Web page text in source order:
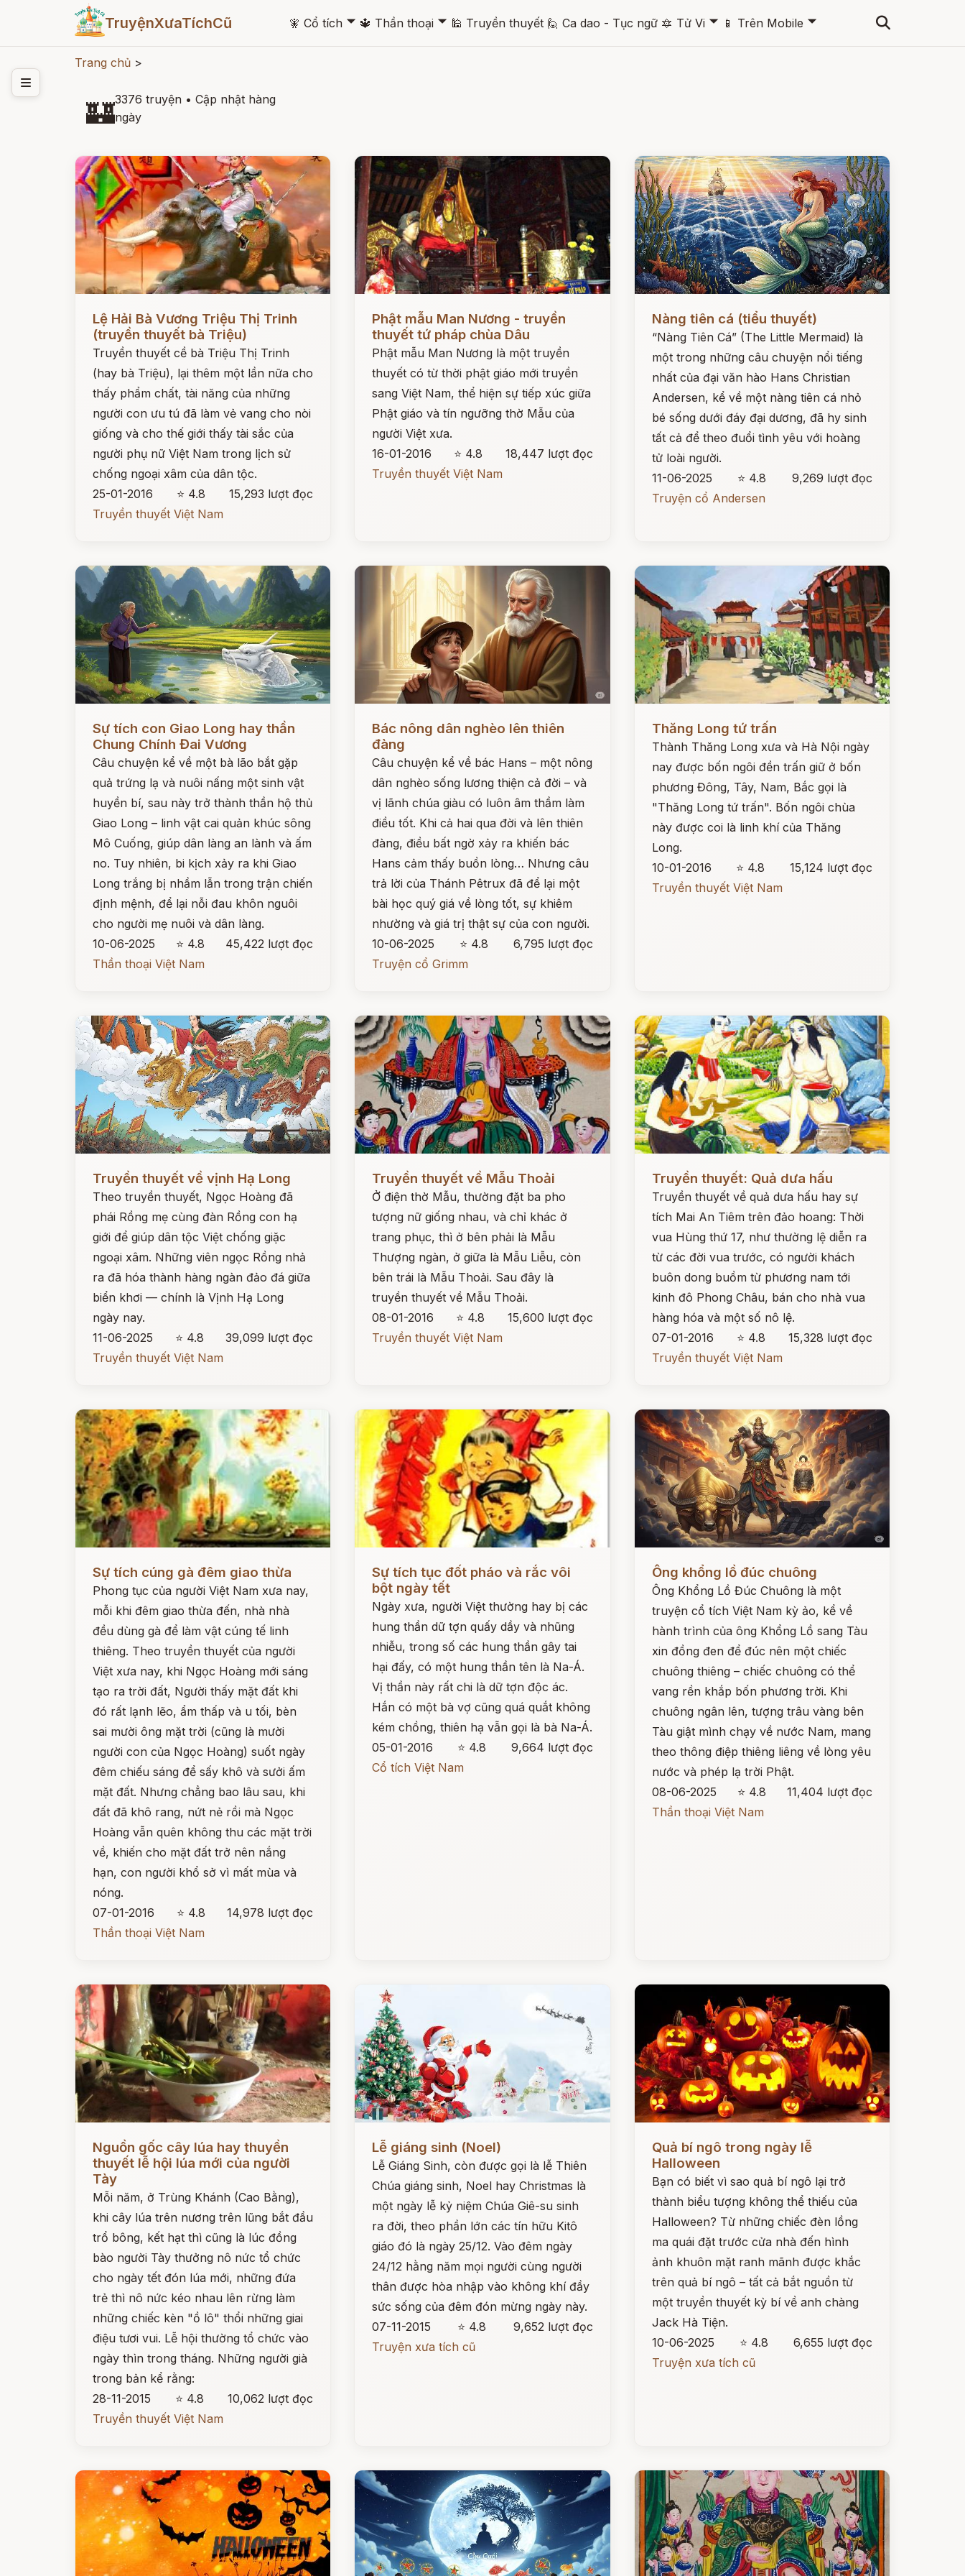
TruyệnXưaTíchCũ 🧚 Cổ tích 🞃 🔱 Thần thoại 🞃 🕌 Truyền thuyết 🙋 Ca dao - Tục ngữ 🔯 Tử Vi 🞃 📱 Trên Mobile 🞃
Trang chủ >
🏰3376 truyện • Cập nhật hàng
ngày
Lệ Hải Bà Vương Triệu Thị Trinh
(truyền thuyết bà Triệu)
Truyền thuyết cề bà Triệu Thị Trinh
(hay bà Triệu), lại thêm một lần nữa cho
thấy phẩm chất, tài năng của những
người con ưu tú đã làm vẻ vang cho nòi
giống và cho thế giới thấy tài sắc của
người phụ nữ Việt Nam trong lịch sử
chống ngoại xâm của dân tộc.
25-01-2016
⭐ 4.8
15,293 lượt đọc
Truyền thuyết Việt Nam
Phật mẫu Man Nương - truyền
thuyết tứ pháp chùa Dâu
Phật mẫu Man Nương là một truyền
thuyết có từ thời phật giáo mới truyền
sang Việt Nam, thể hiện sự tiếp xúc giữa
Phật giáo và tín ngưỡng thờ Mẫu của
người Việt xưa.
16-01-2016
⭐ 4.8
18,447 lượt đọc
Truyền thuyết Việt Nam
Nàng tiên cá (tiểu thuyết)
“Nàng Tiên Cá” (The Little Mermaid) là
một trong những câu chuyện nổi tiếng
nhất của đại văn hào Hans Christian
Andersen, kể về một nàng tiên cá nhỏ
bé sống dưới đáy đại dương, đã hy sinh
tất cả để theo đuổi tình yêu với hoàng
tử loài người.
11-06-2025
⭐ 4.8
9,269 lượt đọc
Truyện cổ Andersen
Sự tích con Giao Long hay thần
Chung Chính Đai Vương
Câu chuyện kể về một bà lão bắt gặp
quả trứng lạ và nuôi nấng một sinh vật
huyền bí, sau này trở thành thần hộ thủ
Giao Long – linh vật cai quản khúc sông
Mô Cuống, giúp dân làng an lành và ấm
no. Tuy nhiên, bi kịch xảy ra khi Giao
Long trắng bị nhầm lẫn trong trận chiến
định mệnh, để lại nỗi đau khôn nguôi
cho người mẹ nuôi và dân làng.
10-06-2025
⭐ 4.8
45,422 lượt đọc
Thần thoại Việt Nam
Bác nông dân nghèo lên thiên
đàng
Câu chuyện kể về bác Hans – một nông
dân nghèo sống lương thiện cả đời – và
vị lãnh chúa giàu có luôn âm thầm làm
điều tốt. Khi cả hai qua đời và lên thiên
đàng, điều bất ngờ xảy ra khiến bác
Hans cảm thấy buồn lòng… Nhưng câu
trả lời của Thánh Pêtrux đã để lại một
bài học quý giá về lòng tốt, sự khiêm
nhường và giá trị thật sự của con người.
10-06-2025
⭐ 4.8
6,795 lượt đọc
Truyện cổ Grimm
Thăng Long tứ trấn
Thành Thăng Long xưa và Hà Nội ngày
nay được bốn ngôi đền trấn giữ ở bốn
phương Đông, Tây, Nam, Bắc gọi là
"Thăng Long tứ trấn". Bốn ngôi chùa
này được coi là linh khí của Thăng
Long.
10-01-2016
⭐ 4.8
15,124 lượt đọc
Truyền thuyết Việt Nam
Đọc ngay
Truyền thuyết về vịnh Hạ Long
Theo truyền thuyết, Ngọc Hoàng đã
phái Rồng mẹ cùng đàn Rồng con hạ
giới để giúp dân tộc Việt chống giặc
ngoại xâm. Những viên ngọc Rồng nhả
ra đã hóa thành hàng ngàn đảo đá giữa
biển khơi — chính là Vịnh Hạ Long
ngày nay.
11-06-2025
⭐ 4.8
39,099 lượt đọc
Truyền thuyết Việt Nam
Đọc ngay
Truyền thuyết về Mẫu Thoải
Ở điện thờ Mẫu, thường đặt ba pho
tượng nữ giống nhau, và chỉ khác ở
trang phục, thì ở bên phải là Mẫu
Thượng ngàn, ở giữa là Mẫu Liễu, còn
bên trái là Mẫu Thoải. Sau đây là
truyền thuyết về Mẫu Thoải.
08-01-2016
⭐ 4.8
15,600 lượt đọc
Truyền thuyết Việt Nam
Đọc ngay
Truyền thuyết: Quả dưa hấu
Truyền thuyết về quả dưa hấu hay sự
tích Mai An Tiêm trên đảo hoang: Thời
vua Hùng thứ 17, như thường lệ diễn ra
từ các đời vua trước, có người khách
buôn dong buồm từ phương nam tới
kinh đô Phong Châu, bán cho nhà vua
hàng hóa và một số nô lệ.
07-01-2016
⭐ 4.8
15,328 lượt đọc
Truyền thuyết Việt Nam
Sự tích cúng gà đêm giao thừa
Phong tục của người Việt Nam xưa nay,
mỗi khi đêm giao thừa đến, nhà nhà
đều dùng gà để làm vật cúng tế linh
thiêng. Theo truyền thuyết của người
Việt xưa nay, khi Ngọc Hoàng mới sáng
tạo ra trời đất, Người thấy mặt đất khi
đó rất lạnh lẽo, ẩm thấp và u tối, bèn
sai mười ông mặt trời (cũng là mười
người con của Ngọc Hoàng) suốt ngày
đêm chiếu sáng để sấy khô và sưởi ấm
mặt đất. Nhưng chẳng bao lâu sau, khi
đất đã khô rang, nứt nẻ rồi mà Ngọc
Hoàng vẫn quên không thu các mặt trời
về, khiến cho mặt đất trở nên nắng
hạn, con người khổ sở vì mất mùa và
nóng.
07-01-2016
⭐ 4.8
14,978 lượt đọc
Thần thoại Việt Nam
Sự tích tục đốt pháo và rắc vôi
bột ngày tết
Ngày xưa, người Việt thường hay bị các
hung thần dữ tợn quấy dầy và nhũng
nhiễu, trong số các hung thần gây tai
hại đấy, có một hung thần tên là Na-Á.
Vị thần này rất chi là dữ tợn độc ác.
Hắn có một bà vợ cũng quá quắt không
kém chồng, thiên hạ vẫn gọi là bà Na-Á.
05-01-2016
⭐ 4.8
9,664 lượt đọc
Cổ tích Việt Nam
Đọc ngay
Ông khổng lồ đúc chuông
Ông Khổng Lồ Đúc Chuông là một
truyện cổ tích Việt Nam kỳ ảo, kể về
hành trình của ông Khổng Lồ sang Tàu
xin đồng đen để đúc nên một chiếc
chuông thiêng – chiếc chuông có thể
vang rền khắp bốn phương trời. Khi
chuông ngân lên, tượng trâu vàng bên
Tàu giật mình chạy về nước Nam, mang
theo thông điệp thiêng liêng về lòng yêu
nước và phép lạ trời Phật.
08-06-2025
⭐ 4.8
11,404 lượt đọc
Thần thoại Việt Nam
Đọc ngay
Nguồn gốc cây lúa hay thuyền
thuyết lễ hội lúa mới của người
Tày
Mỗi năm, ở Trùng Khánh (Cao Bằng),
khi cây lúa trên nương trên lũng bắt đầu
trổ bông, kết hạt thì cũng là lúc đồng
bào người Tày thưởng nô nức tổ chức
cho ngày tết đón lúa mới, những đứa
trẻ thì nô nức kéo nhau lên rừng làm
những chiếc kèn "ồ lô" thổi những giai
điệu tươi vui. Lễ hội thường tổ chức vào
ngày thìn trong tháng. Những người già
trong bản kể rằng:
28-11-2015
⭐ 4.8
10,062 lượt đọc
Truyền thuyết Việt Nam
Đọc ngay
Lễ giáng sinh (Noel)
Lễ Giáng Sinh, còn được gọi là lễ Thiên
Chúa giáng sinh, Noel hay Christmas là
một ngày lễ kỷ niệm Chúa Giê-su sinh
ra đời, theo phần lớn các tín hữu Kitô
giáo đó là ngày 25/12. Vào đêm ngày
24/12 hằng năm mọi người cùng người
thân được hòa nhập vào không khí đầy
sức sống của đêm đón mừng ngày này.
07-11-2015
⭐ 4.8
9,652 lượt đọc
Truyện xưa tích cũ
Quả bí ngô trong ngày lễ
Halloween
Bạn có biết vì sao quả bí ngô lại trở
thành biểu tượng không thể thiếu của
Halloween? Từ những chiếc đèn lồng
ma quái đặt trước cửa nhà đến hình
ảnh khuôn mặt ranh mãnh được khắc
trên quả bí ngô – tất cả bắt nguồn từ
một truyền thuyết kỳ bí về anh chàng
Jack Hà Tiện.
10-06-2025
⭐ 4.8
6,655 lượt đọc
Truyện xưa tích cũ